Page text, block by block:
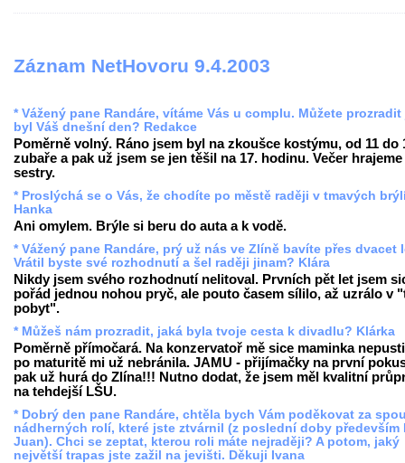
Záznam NetHovoru 9.4.2003
* Vážený pane Randáre, vítáme Vás u complu. Můžete prozradit
byl Váš dnešní den? Redakce
Poměrně volný. Ráno jsem byl na zkoušce kostýmu, od 11 do
zubaře a pak už jsem se jen těšil na 17. hodinu. Večer
sestry.
* Proslýchá se o Vás, že chodíte po městě raději v tmavých
Hanka
Ani omylem. Brýle si beru do auta a k vodě.
* Vážený pane Randáre, prý už nás ve Zlíně bavíte přes dvacet
Vrátil byste své rozhodnutí a šel raději jinam? Klára
Nikdy jsem svého rozhodnutí nelitoval. Prvních pět let jsem
pořád jednou nohou pryč, ale pouto časem sílilo, až uzrálo v
pobyt".
* Můžeš nám prozradit, jaká byla tvoje cesta k divadlu? Klárka
Poměrně přímočará. Na konzervatoř mě sice maminka
po maturitě mi už nebránila. JAMU - přijímačky na první
pak už hurá do Zlína!!! Nutno dodat, že jsem měl kvalitní
na tehdejší LŠU.
* Dobrý den pane Randáre, chtěla bych Vám poděkovat za
nádherných rolí, které jste ztvárnil (z poslední doby především
Juan). Chci se zeptat, kterou roli máte nejraději? A potom, jaký
největší trapas jste zažil na jevišti. Děkuji Ivana